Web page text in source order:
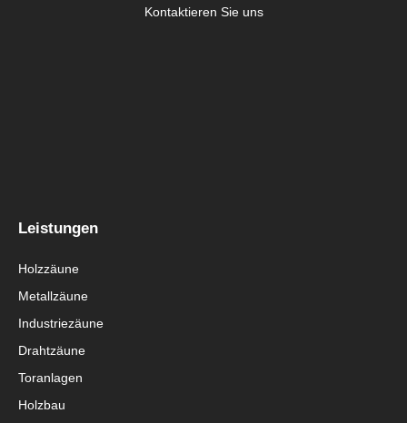
Kontaktieren Sie uns
Leistungen
Holzzäune
Metallzäune
Industriezäune
Drahtzäune
Toranlagen
Holzbau